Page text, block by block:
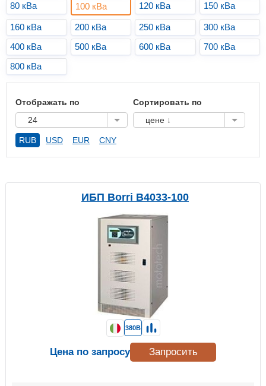
80 кВа
100 кВа 120 кВа 150 кВа
160 кВа 200 кВа 250 кВа
300 кВа
400 кВа
500 кВа 600 кВа
700 кВа
800 кВа
Отображать по
24
Сортировать по
цене ↓
RUB USD EUR CNY
ИБП Borri B4033-100
380В
Цена по запросу Запросить